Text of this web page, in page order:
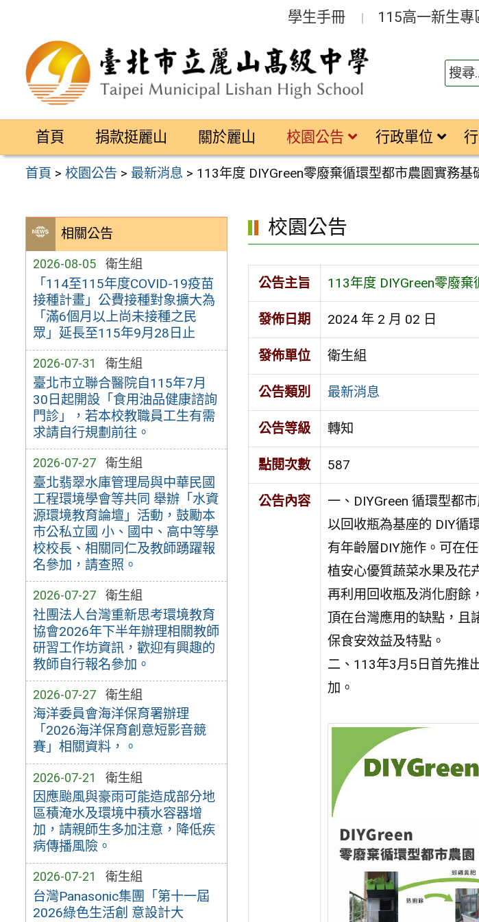
區
學生手冊 115高一新生專
首頁 捐款挺麗山 關於麗山 校園公告 行政單位
首頁 >校園公告 > 最新消息 > 113年度 DIYGreen零廢棄循環型都市農園實務基
相關公告
2026-08-05 衛生組
「114至115年度COVID-19疫苗
接種計畫」公費接種對象擴大為
「滿6個月以上尚未接種之民
眾」延長至115年9月28日止
2026-07-31 衛生組
臺北市立聯合醫院自115年7月
30日起開設「食用油品健康諮詢
門診」，若本校教職員工生有需
求請自行規劃前往。
2026-07-27 衛生組
臺北翡翠水庫管理局與中華民國
工程環境學會等共同 舉辦「水資
源環境教育論壇」活動，鼓勵本
市公私立國 小、國中、高中等學
校校長、相關同仁及教師踴躍報
名參加，請查照。
2026-07-27 衛生組
社團法人台灣重新思考環境教育
協會2026年下半年辦理相關教師
研習工作坊資訊，歡迎有興趣的
教師自行報名參加。
2026-07-27 衛生組
海洋委員會海洋保育署辦理
「2026海洋保育創意短影音競
賽」相關資料，。
2026-07-21 衛生組
因應颱風與豪雨可能造成部分地
區積淹水及環境中積水容器增
加，請親師生多加注意，降低疾
病傳播風險。
2026-07-21 衛生組
台灣Panasonic集團「第十一屆
2026綠色生活創 意設計大
校園公告
公告主旨 113年度 DIYGreen零廢
發佈日期 2024 年 2 月 02 日
發佈單位 衛生組
公告類別 最新消息
公告等級 轉知
點閱次數 587
公告內容
一、DIYGreen 循環型都
以回收瓶為基座的 DIY循
有年齡層DIY施作。可在
植安心優質蔬菜水果及花
再利用回收瓶及消化廚餘
頂在台灣應用的缺點，且
保食安效益及特點。
二、113年3月5日首先推
加。